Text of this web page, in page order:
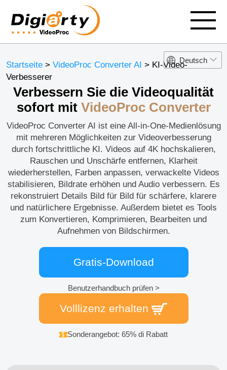
Deutsch
Startseite > VideoProc Converter AI > KI-Video-
Verbesserer
Verbessern Sie die Videoqualität
sofort mit VideoProc Converter
VideoProc Converter AI ist eine All-in-One-Medienlösung
mit mehreren Möglichkeiten zur Videoverbesserung
durch fortschrittliche KI. Videos auf 4K hochskalieren,
Rauschen und Unschärfe entfernen, Klarheit
wiederherstellen, Farben anpassen, verwackelte Videos
stabilisieren, Bildrate erhöhen und Audio verbessern. Es
rekonstruiert Details Bild für Bild für schärfere, klarere
und natürlichere Ergebnisse. Außerdem bietet es Tools
zum Konvertieren, Komprimieren, Bearbeiten und
Aufnehmen von Bildschirmen.
Gratis-Download
Benutzerhandbuch prüfen >
Volllizenz erhalten
Sonderangebot: 65% di Rabatt